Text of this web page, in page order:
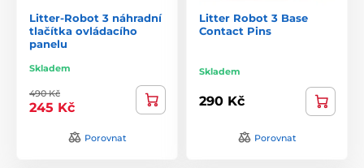
Litter-Robot 3 náhradní
tlačítka ovládacího
panelu
Skladem
490 Kč
245 Kč
Porovnat
Litter Robot 3 Base
Contact Pins
Skladem
290 Kč
Porovnat